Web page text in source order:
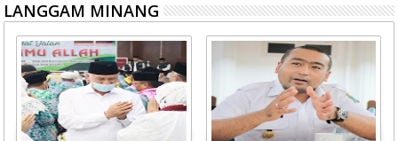
LANGGAM MINANG